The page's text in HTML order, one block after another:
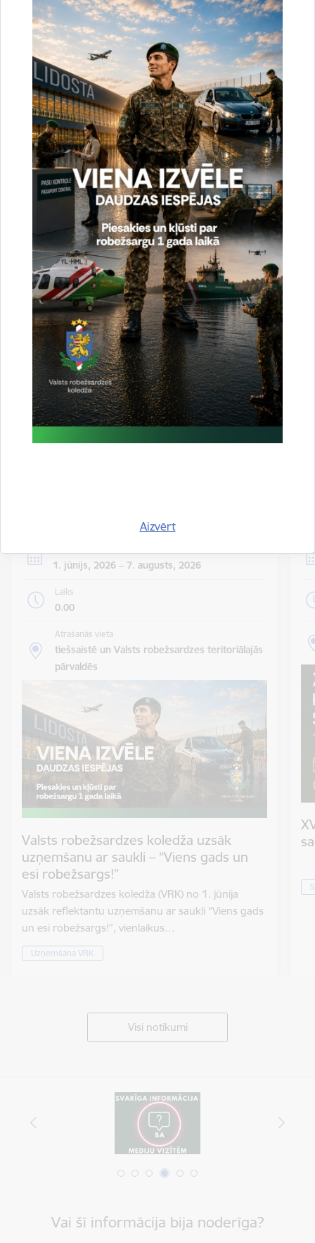
Aizvērt
Noslēgušās Valsts robežsardzes organizētas
starptautiskās operatīvi - taktiskās mācības
“RONIS 2026”
27.07.2026. Sabiedriskie pasākumi
2026. gada 6. augusts uz valsts robežas un
valsts iekšienē
Statistika
2026. gada 5. augusts uz valsts robežas un
valsts iekšienē
06.08.2026. Statistika
Visi jaunumi
1. jūnijs, 2026 – 7. augusts, 2026
Laiks
0.00
Atrašanās vieta
tiešsaistē un Valsts robežsardzes teritoriālajās
pārvaldēs
Valsts robežsardzes koledža uzsāk
uzņemšanu ar saukli – “Viens gads un
esi robežsargs!”
Valsts robežsardzes koledža (VRK) no 1. jūnija
uzsāk reflektantu uzņemšanu ar saukli “Viens gads
un esi robežsargs!”, vienlaikus…
Uzņemšana VRK
Visi notikumi
Vai šī informācija bija noderīga?